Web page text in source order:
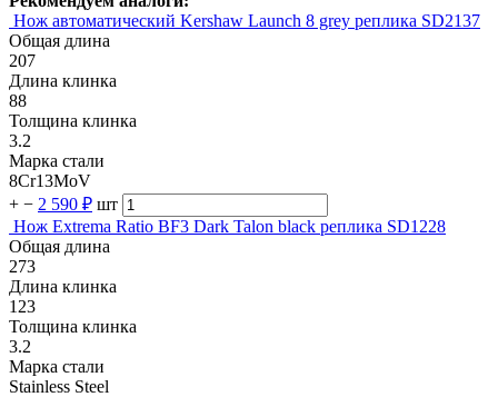
Нож автоматический Kershaw Launch 8 grey реплика SD2137
Общая длина
207
Длина клинка
88
Толщина клинка
3.2
Марка стали
8Cr13MoV
+ − 2 590 ₽ шт
Нож Extrema Ratio BF3 Dark Talon black реплика SD1228
Общая длина
273
Длина клинка
123
Толщина клинка
3.2
Марка стали
Stainless Steel